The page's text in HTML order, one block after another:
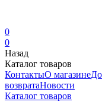
0
0
Назад
Каталог товаров
КонтактыО магазине
возвратаНовости
Каталог товаров